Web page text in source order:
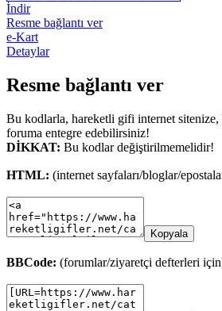
İndir
Resme bağlantı ver
e-Kart
Detaylar
Resme bağlantı ver
Bu kodlarla, hareketli gifi internet
foruma entegre edebilirsiniz!
DİKKAT: Bu kodlar değiştirilmemelidir!
HTML: (internet sayfaları/bloglar/
Kopyala
BBCode: (forumlar/ziyaretçi defterleri